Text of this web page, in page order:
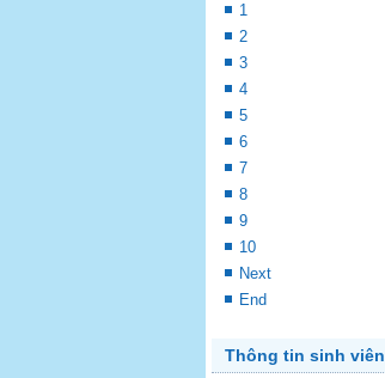
1
2
3
4
5
6
7
8
9
10
Next
End
Thông tin sinh viên